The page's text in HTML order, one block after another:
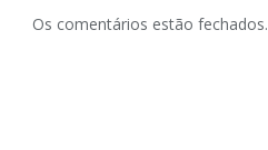
Os comentários estão fechados.